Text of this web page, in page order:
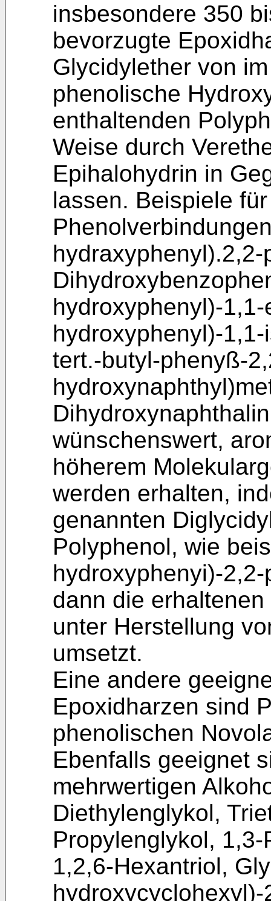
insbesondere 350
bevorzugte
Glycidylether von
phenolische
enthaltenden
Weise durch
Epihalohydrin in
lassen. Beispiele
hydroxyphenyl)-
hydroxyphenyl)-
tert.-butyl-phenyß-
wünschenswert,
höherem
werden erhalten,
genannten
Polyphenol, wie
hydroxyphenyi)-
dann die
unter Herstellung
umsetzt.
Eine andere
Epoxidharzen sind
phenolischen
Ebenfalls geeignet
mehrwertigen
Diethylenglykol,
Propylenglykol,
1,2,6-Hexantriol,